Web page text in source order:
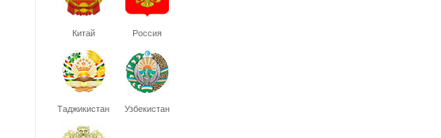
Китай Россия
Таджикистан Узбекистан